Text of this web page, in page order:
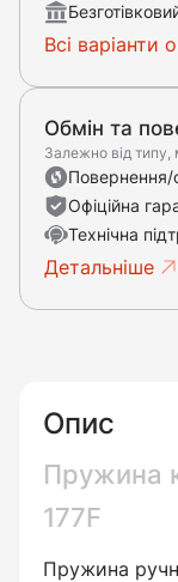
Всі варіанти
Обмін та
Залежно від типу,
Повернення/
Офіційна
Технічна
Детальніше
Опис
Пружина
177F
Пружина